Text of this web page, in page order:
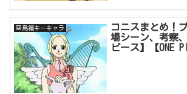
空島編キーキャラ
コニスまとめ！
場シーン、考察
ピース】【ONE